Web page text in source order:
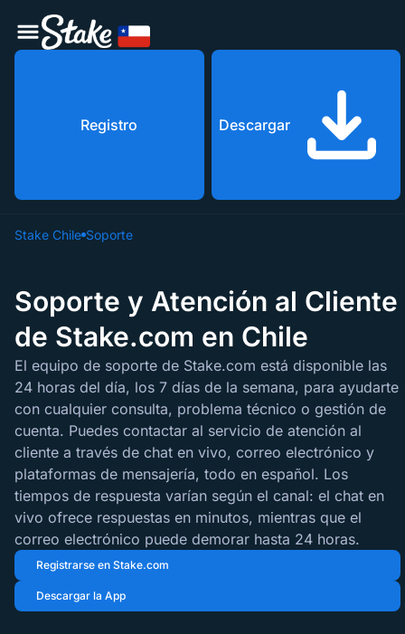
Registro Descargar
Stake Chile Soporte
Soporte y Atención al Cliente
de Stake.com en Chile
El equipo de soporte de Stake.com está disponible las
24 horas del día, los 7 días de la semana, para ayudarte
con cualquier consulta, problema técnico o gestión de
cuenta. Puedes contactar al servicio de atención al
cliente a través de chat en vivo, correo electrónico y
plataformas de mensajería, todo en español. Los
tiempos de respuesta varían según el canal: el chat en
vivo ofrece respuestas en minutos, mientras que el
correo electrónico puede demorar hasta 24 horas.
Registrarse en Stake.com
Descargar la App